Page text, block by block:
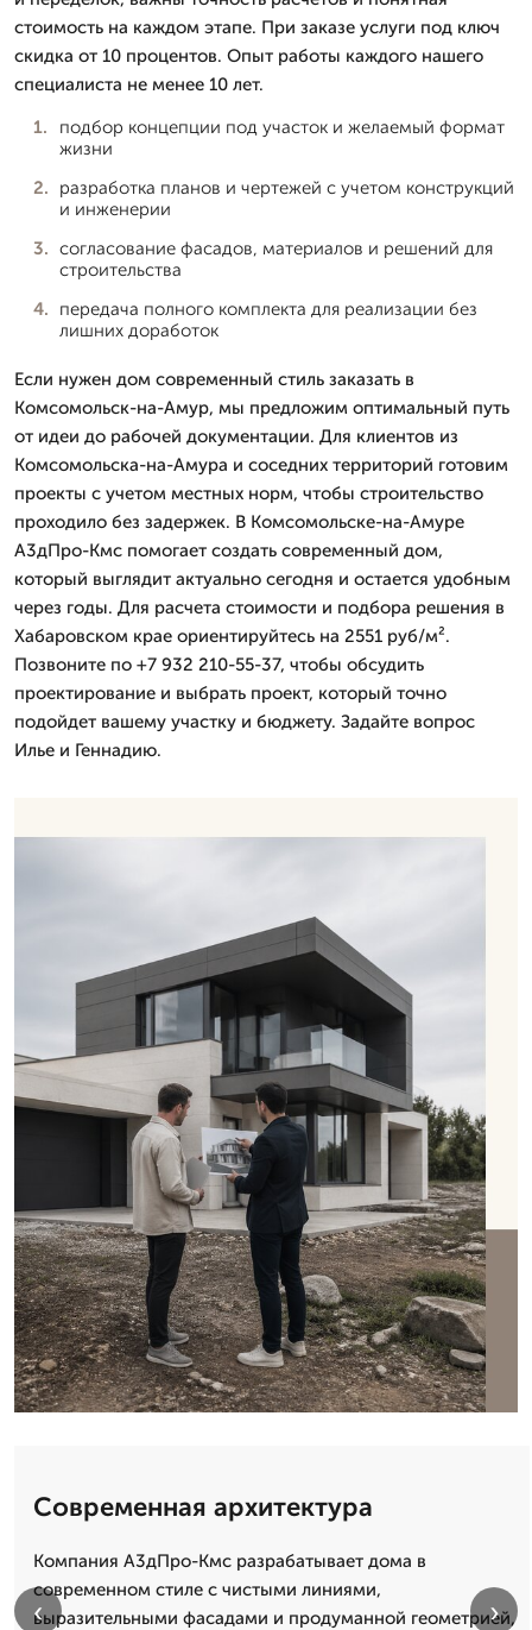
стоимость на каждом этапе. При заказе услуги под ключ
скидка от 10 процентов. Опыт работы каждого нашего
специалиста не менее 10 лет.
подбор концепции под участок и желаемый формат
жизни
разработка планов и чертежей с учетом конструкций
и инженерии
согласование фасадов, материалов и решений для
строительства
передача полного комплекта для реализации без
лишних доработок
Если нужен дом современный стиль заказать в
Комсомольск-на-Амур, мы предложим оптимальный путь
от идеи до рабочей документации. Для клиентов из
Комсомольска-на-Амура и соседних территорий готовим
проекты с учетом местных норм, чтобы строительство
проходило без задержек. В Комсомольске-на-Амуре
А3дПро-Кмс помогает создать современный дом,
который выглядит актуально сегодня и остается удобным
через годы. Для расчета стоимости и подбора решения в
Хабаровском крае ориентируйтесь на 2551 руб/м².
Позвоните по +7 932 210-55-37, чтобы обсудить
проектирование и выбрать проект, который точно
подойдет вашему участку и бюджету. Задайте вопрос
Илье и Геннадию.
Современная архитектура
Компания А3дПро-Кмс разрабатывает дома в
современном стиле с чистыми линиями,
выразительными фасадами и продуманной геометрией,
‹ ›